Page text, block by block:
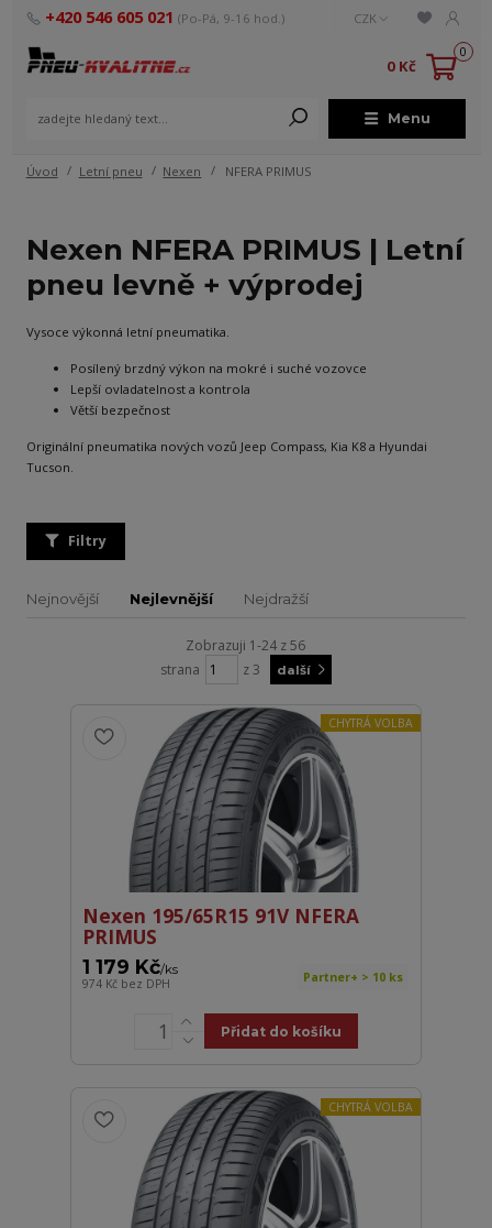
Menu
CZK
+420 546 605 021 (Po-Pá, 9-16 hod.)
0
0 Kč
Úvod Letní pneu Nexen NFERA PRIMUS
Nexen NFERA PRIMUS | Letní
pneu levně + výprodej
Vysoce výkonná letní pneumatika.
Posílený brzdný výkon na mokré i suché vozovce
Lepší ovladatelnost a kontrola
Větší bezpečnost
Originální pneumatika nových vozů Jeep Compass, Kia K8 a Hyundai
Tucson.
Filtry
Nejnovější Nejlevnější Nejdražší
Zobrazuji 1-24 z 56
strana
z 3 další
CHYTRÁ VOLBA
Nexen 195/65R15 91V NFERA
PRIMUS
1 179 Kč/ks
974 Kč bez DPH Partner+ > 10 ks
Přidat do košíku
CHYTRÁ VOLBA